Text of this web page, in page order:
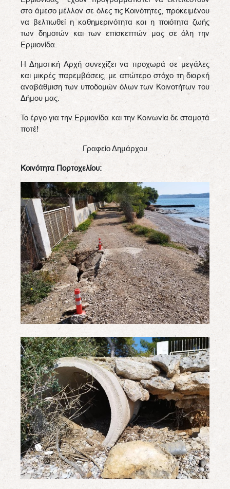
στο άμεσο μέλλον σε όλες τις Κοινότητες, προκειμένου
να βελτιωθεί η καθημερινότητα και η ποιότητα ζωής
των δημοτών και των επισκεπτών μας σε όλη την
Ερμιονίδα.
Η Δημοτική Αρχή συνεχίζει να προχωρά σε μεγάλες
και μικρές παρεμβάσεις, με απώτερο στόχο τη διαρκή
αναβάθμιση των υποδομών όλων των Κοινοτήτων του
Δήμου μας.
Το έργο για την Ερμιονίδα και την Κοινωνία δε σταματά
ποτέ!
Γραφείο Δημάρχου
Κοινότητα Πορτοχελίου: